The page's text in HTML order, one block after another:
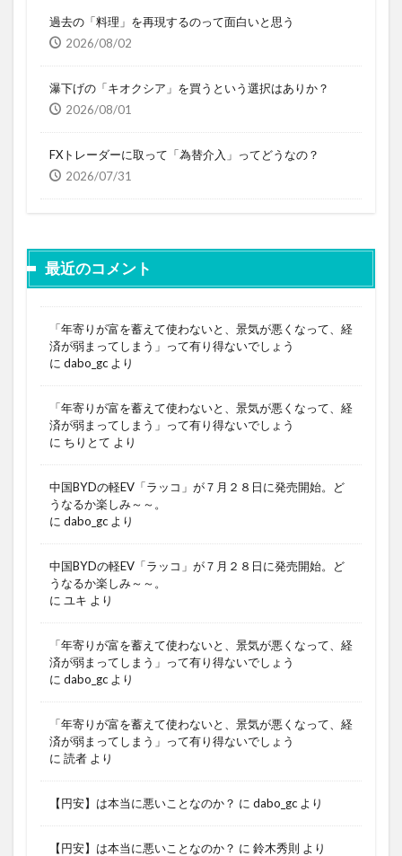
過去の「料理」を再現するのって面白いと思う
2026/08/02
瀑下げの「キオクシア」を買うという選択はありか？
2026/08/01
FXトレーダーに取って「為替介入」ってどうなの？
2026/07/31
最近のコメント
「年寄りが富を蓄えて使わないと、景気が悪くなって、経
済が弱まってしまう」って有り得ないでしょう
に dabo_gc より
「年寄りが富を蓄えて使わないと、景気が悪くなって、経
済が弱まってしまう」って有り得ないでしょう
に ちりとて より
中国BYDの軽EV「ラッコ」が７月２８日に発売開始。ど
うなるか楽しみ～～。
に dabo_gc より
中国BYDの軽EV「ラッコ」が７月２８日に発売開始。ど
うなるか楽しみ～～。
に ユキ より
「年寄りが富を蓄えて使わないと、景気が悪くなって、経
済が弱まってしまう」って有り得ないでしょう
に dabo_gc より
「年寄りが富を蓄えて使わないと、景気が悪くなって、経
済が弱まってしまう」って有り得ないでしょう
に 読者 より
【円安】は本当に悪いことなのか？ に dabo_gc より
【円安】は本当に悪いことなのか？ に 鈴木秀則 より